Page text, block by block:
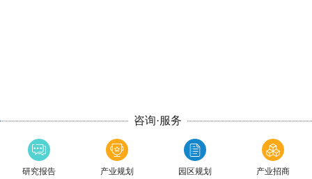
咨询·服务
研究报告 产业规划 园区规划 产业招商